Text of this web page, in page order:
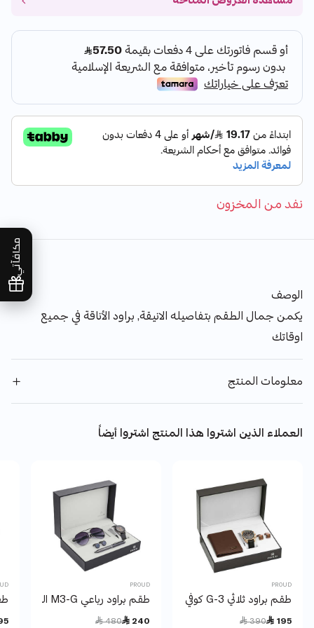
مكافآتي
نفد من المخزون
الوصف
يكمن جمال الطقم بتفاصيله الانيقة, براود الأناقة في جميع
اوقاتك
معلومات المنتج
العملاء الذين اشتروا هذا المنتج اشتروا أيضاً
PROUD
طقم براود ثلاثي G-3 كوفي 1 Y17
 195
Price reduced from
 390
PROUD
طقم براود رباعي M3-G الرمادي 1 Y19
 240
Price reduced from
 480